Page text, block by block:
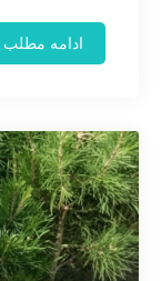
ادامه مطلب